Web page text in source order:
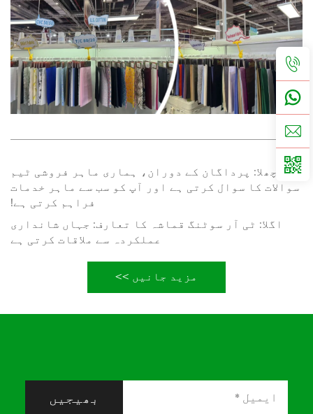
پچھلا: پرداگان کے دوران، ہماری ماہر فروشی ٹیم
سوالات کا سوال کرتی ہے اور آپ کو سب سے ماہر خدمات
فراہم کرتی ہے!
اگلا: ٹی آر سوٹنگ قماشہ کا تعارف: جہاں شانداری
عملکردہ سے ملاقات کرتی ہے
مزید جانیں >>
بھیجیں